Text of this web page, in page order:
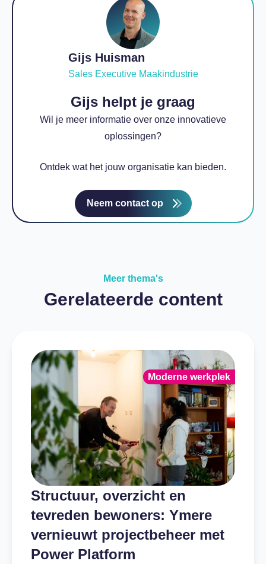
Gijs Huisman
Sales Executive Maakindustrie
Gijs helpt je graag
Wil je meer informatie over onze innovatieve
oplossingen?
Ontdek wat het jouw organisatie kan bieden.
Neem contact op
Meer thema's
Gerelateerde content
Structuur, overzicht en
tevreden bewoners: Ymere
vernieuwt projectbeheer met
Power Platform
Moderne werkplek